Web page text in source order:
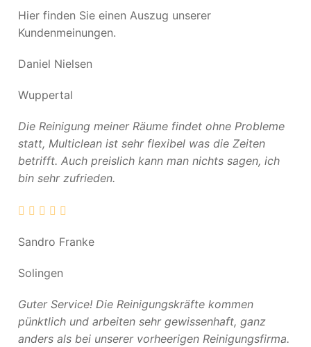
Hier finden Sie einen Auszug unserer
Kundenmeinungen.
Daniel Nielsen
Wuppertal
Die Reinigung meiner Räume findet ohne Probleme
statt, Multiclean ist sehr flexibel was die Zeiten
betrifft. Auch preislich kann man nichts sagen, ich
bin sehr zufrieden.
Sandro Franke
Solingen
Guter Service! Die Reinigungskräfte kommen
pünktlich und arbeiten sehr gewissenhaft, ganz
anders als bei unserer vorheerigen Reinigungsfirma.